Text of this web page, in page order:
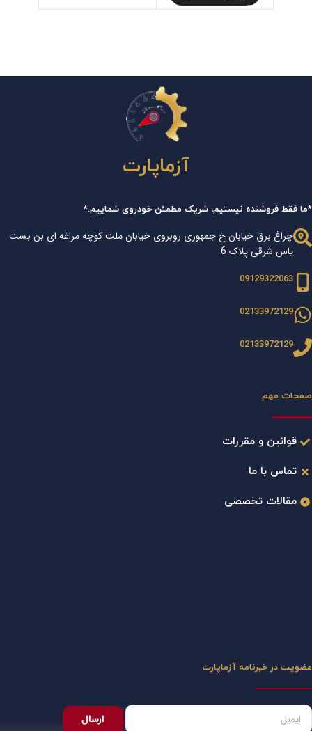
آزماپارت
*ما فقط فروشنده نیستیم، شریک مطمئن خودروی شماییم.*
چراغ برق خیابان خ جمهوری روبروی خیابان ملت کوچه مراغه ای بن بست
یاس شرقی پلاک 6
09129322063
02133972129
02133972129
صفحات مهم
قوانین و مقررات
تماس با ما
مقالات تخصصی
عضویت در خبرنامه آزماپارت
ارسال